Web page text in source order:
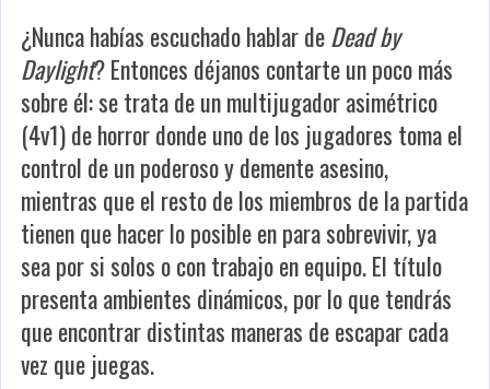
¿Nunca habías escuchado hablar deDead by
Daylight? Entonces déjanos contarte un poco más
sobre él: se trata de un multijugador asimétrico
(4v1) de horror donde uno de los jugadores toma el
control de un poderoso y demente asesino,
mientras que el resto de los miembros de la partida
tienen que hacer lo posible en para sobrevivir, ya
sea por si solos o con trabajo en equipo. El título
presenta ambientes dinámicos, por lo que tendrás
que encontrar distintas maneras de escapar cada
vez que juegas.